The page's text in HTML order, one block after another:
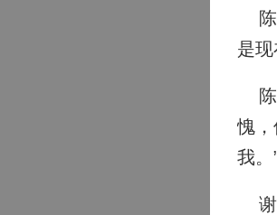
陈
是
陈
愧
我。
谢